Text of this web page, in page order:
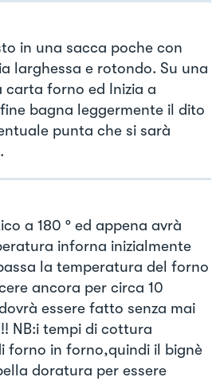
in una sacca poche con
larghessa e rotondo. Su una
forno ed Inizia a
bagna leggermente il dito
punta che si sarà
a 180 ° ed appena avrà
inforna inizialmente
la temperatura del forno
ancora per circa 10
essere fatto senza mai
NB:i tempi di cottura
forno in forno,quindi il bignè
doratura per essere